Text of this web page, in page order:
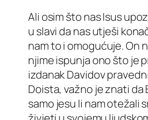
Ali osim što nas Isus
u slavi da nas utješi
nam to i omogućuje. On
njime ispunja ono što je
izdanak Davidov
Doista, važno je znati da
samo jesu li nam otežali